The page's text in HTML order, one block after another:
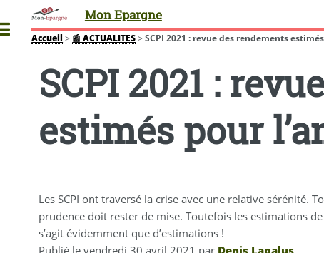
Mon Epargne
Accueil > 📰 ACTUALITES>SCPI 2021 : revue des rendements
SCPI 2021 :
estimés pour
Les SCPI ont traversé la crise avec une relative sérénité.
prudence doit rester de mise. Toutefois les estimations
s’agit évidemment que d’estimations !
Publié levendredi 30 avril 2021 par Denis Lapalus
Toggle